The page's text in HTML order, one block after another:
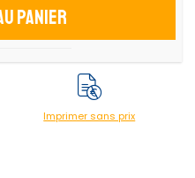
panier
Imprimer sans prix